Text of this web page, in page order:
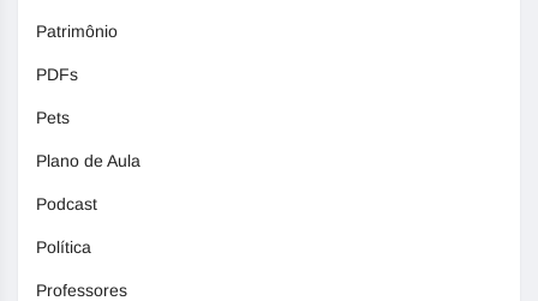
Patrimônio
PDFs
Pets
Plano de Aula
Podcast
Política
Professores